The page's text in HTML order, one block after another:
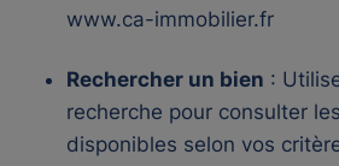
www.ca-immobilier.fr
Rechercher un bien :
recherche pour consulter
disponibles selon vos